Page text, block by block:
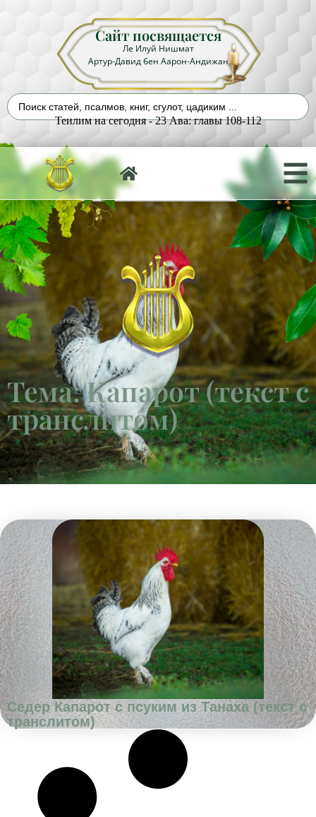
Сайт посвящается
Ле Илуй Нишмат
Артур-Давид бен Аарон-Андижан
Теилим на сегодня - 23 Ава: главы 108-112
Тема: Капарот (текст с
транслитом)
Седер Капарот с псуким из Танаха (текст с
транслитом)